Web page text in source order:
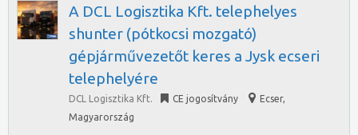
A DCL Logisztika Kft. telephelyes
shunter (pótkocsi mozgató)
gépjárművezetőt keres a Jysk ecseri
telephelyére
DCL Logisztika Kft. CE jogosítvány Ecser,
Magyarország